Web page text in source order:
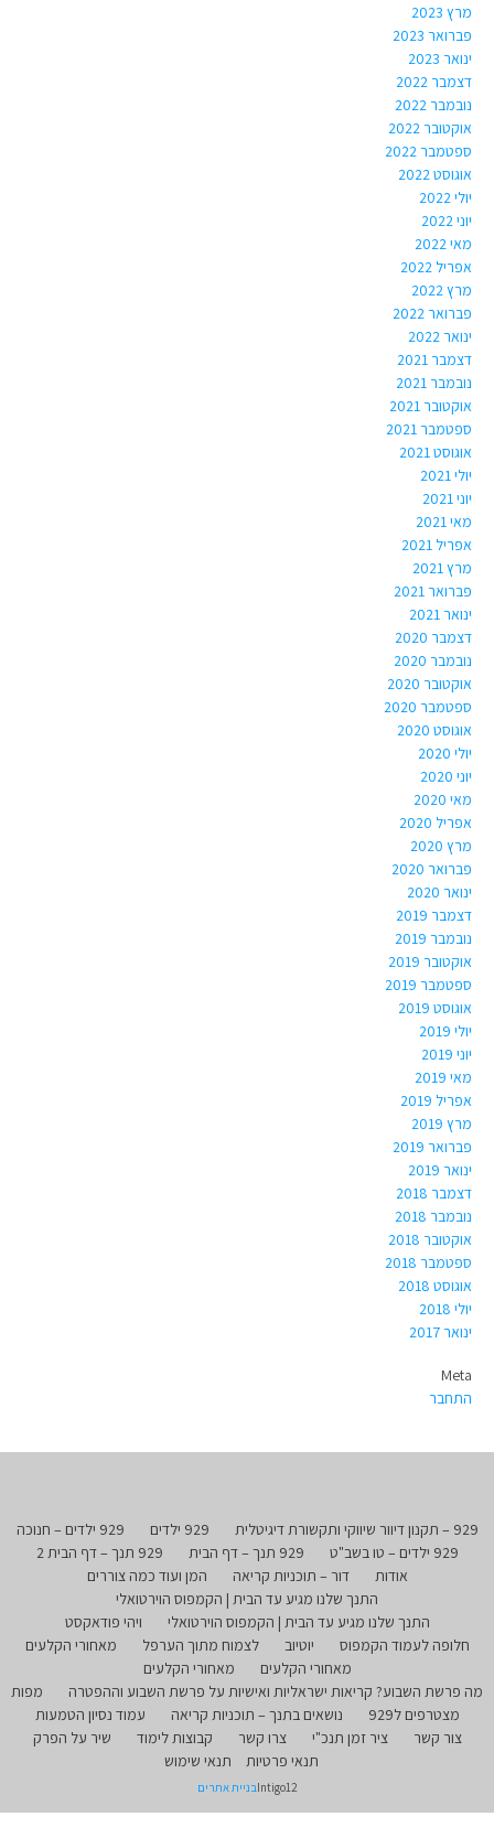
מרץ 2023
פברואר 2023
ינואר 2023
דצמבר 2022
נובמבר 2022
אוקטובר 2022
ספטמבר 2022
אוגוסט 2022
יולי 2022
יוני 2022
מאי 2022
אפריל 2022
מרץ 2022
פברואר 2022
ינואר 2022
דצמבר 2021
נובמבר 2021
אוקטובר 2021
ספטמבר 2021
אוגוסט 2021
יולי 2021
יוני 2021
מאי 2021
אפריל 2021
מרץ 2021
פברואר 2021
ינואר 2021
דצמבר 2020
נובמבר 2020
אוקטובר 2020
ספטמבר 2020
אוגוסט 2020
יולי 2020
יוני 2020
מאי 2020
אפריל 2020
מרץ 2020
פברואר 2020
ינואר 2020
דצמבר 2019
נובמבר 2019
אוקטובר 2019
ספטמבר 2019
אוגוסט 2019
יולי 2019
יוני 2019
מאי 2019
אפריל 2019
מרץ 2019
פברואר 2019
ינואר 2019
דצמבר 2018
נובמבר 2018
אוקטובר 2018
ספטמבר 2018
אוגוסט 2018
יולי 2018
ינואר 2017
Meta
התחבר
929 – תקנון דיוור שיווקי ותקשורת דיגיטלית 929 ילדים
929 ילדים – חנוכה
929 ילדים – טו בשב"ט
929 תנך – דף הבית
929 תנך – דף הבית 2
אודות
דור – תוכניות קריאה
המן ועוד כמה צוררים
התנך שלנו מגיע עד הבית | הקמפוס הוירטואלי
התנך שלנו מגיע עד הבית | הקמפוס הוירטואלי
ויהי פודאקסט
חלופה לעמוד הקמפוס
יוטיוב לצמוח מתוך הערפל
מאחורי הקלעים
מאחורי הקלעים
מאחורי הקלעים
מה פרשת השבוע? קריאות ישראליות ואישיות על פרשת השבוע וההפטרה
מפות
מצטרפים ל929
נושאים בתנך – תוכניות קריאה
עמוד נסיון הטמעות
צור קשר
ציר זמן תנכ"י צרו קשר קבוצות לימוד
שיר על הפרק
תנאי פרטיות
תנאי שימוש
Intigo12בניית אתרים